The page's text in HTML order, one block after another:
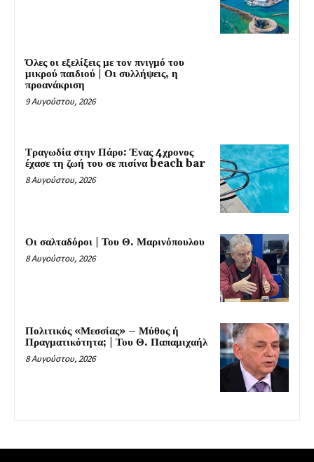
Όλες οι εξελίξεις με τον πνιγμό του
μικρού παιδιού | Οι συλλήψεις, η
προανάκριση
9 Αυγούστου, 2026
Τραγωδία στην Πάρο: Ένας 4χρονος
έχασε τη ζωή του σε πισίνα beach bar
8 Αυγούστου, 2026
Οι σαλταδόροι | Του Θ. Μαρινόπουλου
8 Αυγούστου, 2026
Πολιτικός «Μεσσίας» – Μύθος ή
Πραγματικότητα; | Του Θ. Παπαμιχαήλ
8 Αυγούστου, 2026